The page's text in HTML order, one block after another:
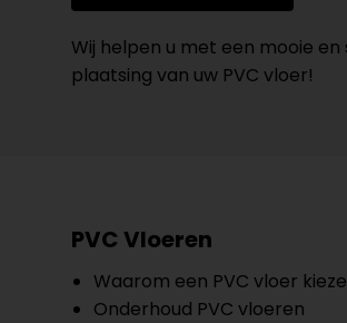
Wij helpen u met een mooie
plaatsing van uw PVC vloer!
PVC Vloeren
Waarom een PVC vloer
Onderhoud PVC vloeren